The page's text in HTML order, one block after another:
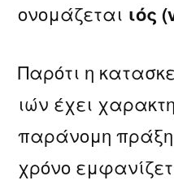
ονομάζεται ιός
Παρότι η
ιών έχει
παράνομη πράξη
χρόνο